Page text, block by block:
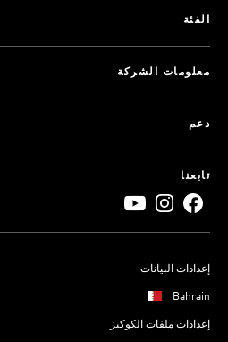
الفئة
معلومات الشركة
دعم
تابعنا
إعدادات البيانات
Bahrain
إعدادات ملفات الكوكيز